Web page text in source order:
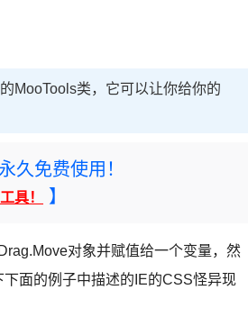
MooTools类，它可以让你给你的
久免费使用！
具！ 】
对象并赋值给一个变量，然
面的例子中描述的IE的CSS怪异现